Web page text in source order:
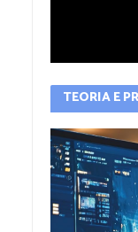
TEORIA E